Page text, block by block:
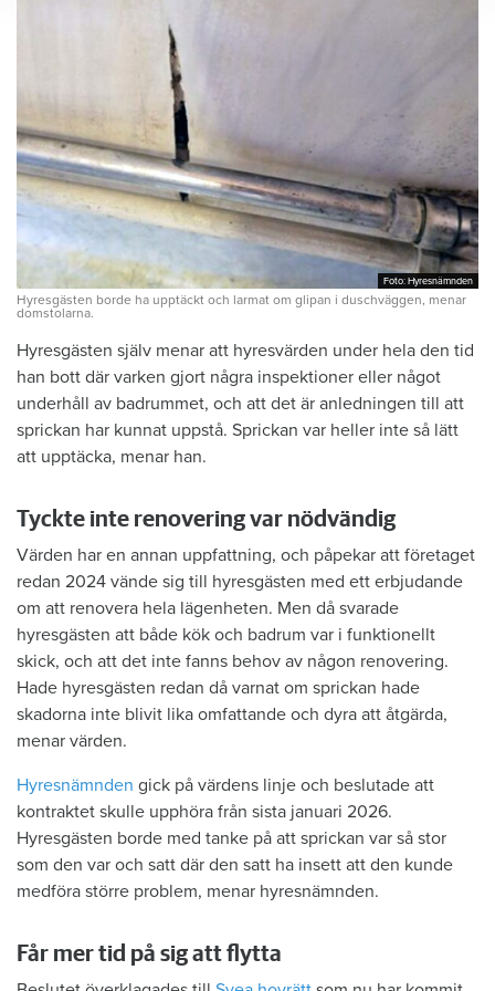
Foto: Hyresnämnden
Foto: Hyresnämnden
Hyresgästen borde ha upptäckt och larmat om glipan i duschväggen, menar
domstolarna.
Hyresgästen själv menar att hyresvärden under hela den tid
han bott där varken gjort några inspektioner eller något
underhåll av badrummet, och att det är anledningen till att
sprickan har kunnat uppstå. Sprickan var heller inte så lätt
att upptäcka, menar han.
Tyckte inte renovering var nödvändig
Värden har en annan uppfattning, och påpekar att företaget
redan 2024 vände sig till hyresgästen med ett erbjudande
om att renovera hela lägenheten. Men då svarade
hyresgästen att både kök och badrum var i funktionellt
skick, och att det inte fanns behov av någon renovering.
Hade hyresgästen redan då varnat om sprickan hade
skadorna inte blivit lika omfattande och dyra att åtgärda,
menar värden.
Hyresnämnden gick på värdens linje och beslutade att
kontraktet skulle upphöra från sista januari 2026.
Hyresgästen borde med tanke på att sprickan var så stor
som den var och satt där den satt ha insett att den kunde
medföra större problem, menar hyresnämnden.
Får mer tid på sig att flytta